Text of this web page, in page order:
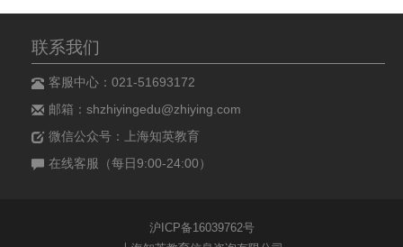
联系我们
客服中心：021-51693172
邮箱：shzhiyingedu@zhiying.com
微信公众号：上海知英教育
在线客服（每日9:00-24:00）
沪ICP备16039762号